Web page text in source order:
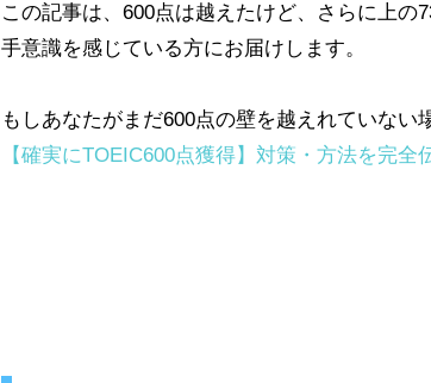
この記事は、600点は越えたけど、さらに上
手意識を感じている方にお届けします。
もしあなたがまだ600点の壁を越えれていない
【確実にTOEIC600点獲得】対策・方法を完全